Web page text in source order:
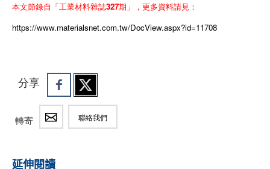
本文節錄自「工業材料雜誌327期」，更多資料請見：
https://www.materialsnet.com.tw/DocView.aspx?id=11708
分享
轉寄 聯絡我們
延伸閱讀